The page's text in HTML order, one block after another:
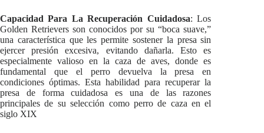
Capacidad Para La Recuperación Cuidadosa: Los
Golden Retrievers son conocidos por su “boca suave,”
una característica que les permite sostener la presa sin
ejercer presión excesiva, evitando dañarla. Esto es
especialmente valioso en la caza de aves, donde es
fundamental que el perro devuelva la presa en
condiciones óptimas. Esta habilidad para recuperar la
presa de forma cuidadosa es una de las razones
principales de su selección como perro de caza en el
siglo XIX